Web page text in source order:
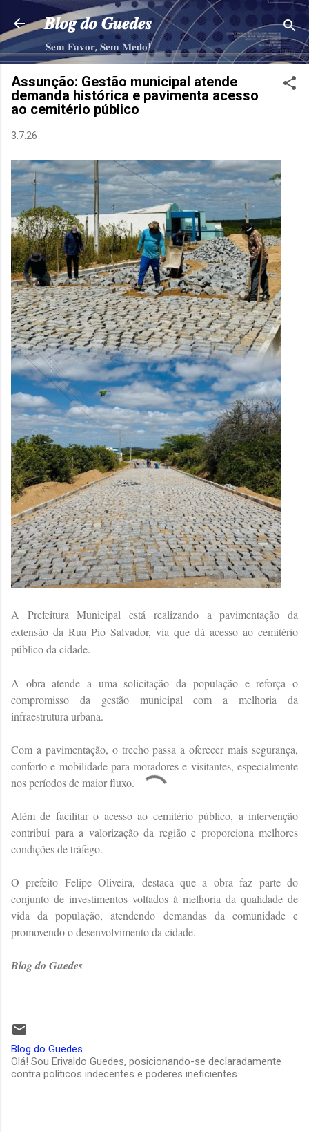
Pular para o conteúdo principal
𝑩𝒍𝒐𝒈 𝒅𝒐 𝑮𝒖𝒆𝒅𝒆𝒔
𝐒𝐞𝐦 𝐅𝐚𝐯𝐨𝐫, 𝐒𝐞𝐦 𝐌𝐞𝐝𝐨!
Assunção: Gestão municipal atende
demanda histórica e pavimenta acesso
ao cemitério público
3.7.26
A Prefeitura Municipal está realizando a pavimentação da
extensão da Rua Pio Salvador, via que dá acesso ao cemitério
público da cidade.
A obra atende a uma solicitação da população e reforça o
compromisso da gestão municipal com a melhoria da
infraestrutura urbana.
Com a pavimentação, o trecho passa a oferecer mais segurança,
conforto e mobilidade para moradores e visitantes, especialmente
nos períodos de maior fluxo.
Além de facilitar o acesso ao cemitério público, a intervenção
contribui para a valorização da região e proporciona melhores
condições de tráfego.
O prefeito Felipe Oliveira, destaca que a obra faz parte do
conjunto de investimentos voltados à melhoria da qualidade de
vida da população, atendendo demandas da comunidade e
promovendo o desenvolvimento da cidade.
Blog do Guedes
Blog do Guedes
Olá! Sou Erivaldo Guedes, posicionando-se declaradamente
contra políticos indecentes e poderes ineficientes.